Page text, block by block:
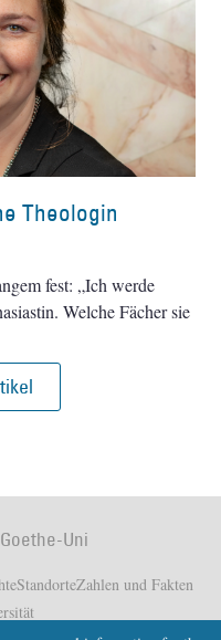
Theologin
fest: „Ich werde
Welche Fächer sie
Uni
StandorteZahlen und Fakten